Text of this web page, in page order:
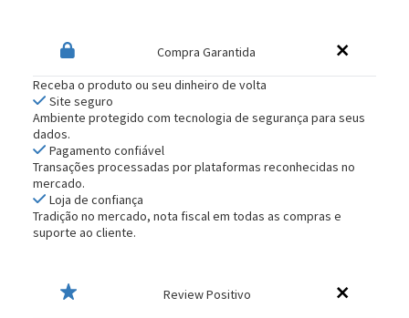
Compra Garantida
Receba o produto ou seu dinheiro de volta
Site seguro
Ambiente protegido com tecnologia de segurança para seus
dados.
Pagamento confiável
Transações processadas por plataformas reconhecidas no
mercado.
Loja de confiança
Tradição no mercado, nota fiscal em todas as compras e
suporte ao cliente.
Review Positivo